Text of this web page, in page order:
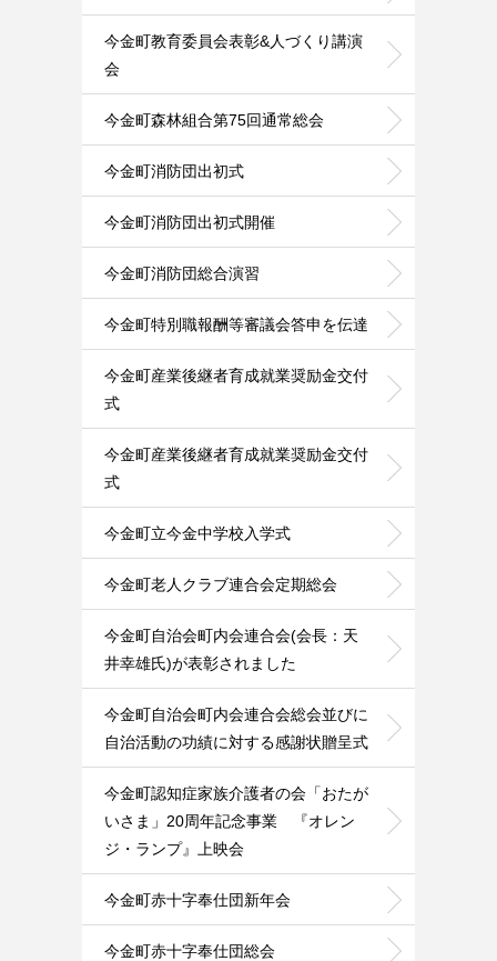
今金町教育委員会表彰&人づくり講演
会
今金町森林組合第75回通常総会
今金町消防団出初式
今金町消防団出初式開催
今金町消防団総合演習
今金町特別職報酬等審議会答申を伝達
今金町産業後継者育成就業奨励金交付
式
今金町産業後継者育成就業奨励金交付
式
今金町立今金中学校入学式
今金町老人クラブ連合会定期総会
今金町自治会町内会連合会(会長：天
井幸雄氏)が表彰されました
今金町自治会町内会連合会総会並びに
自治活動の功績に対する感謝状贈呈式
今金町認知症家族介護者の会「おたが
いさま」20周年記念事業 『オレン
ジ・ランプ』上映会
今金町赤十字奉仕団新年会
今金町赤十字奉仕団総会